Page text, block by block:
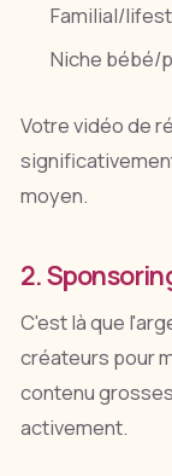
Familial/
Niche bébé/
Votre vidéo de
moyen.
2.
C'est là que
créateurs pour
contenu
activement.